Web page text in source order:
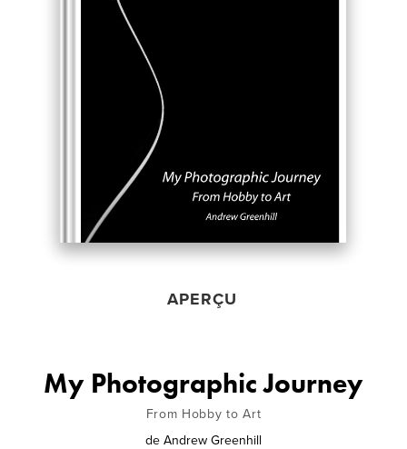
APERÇU
My Photographic Journey
From Hobby to Art
de Andrew Greenhill